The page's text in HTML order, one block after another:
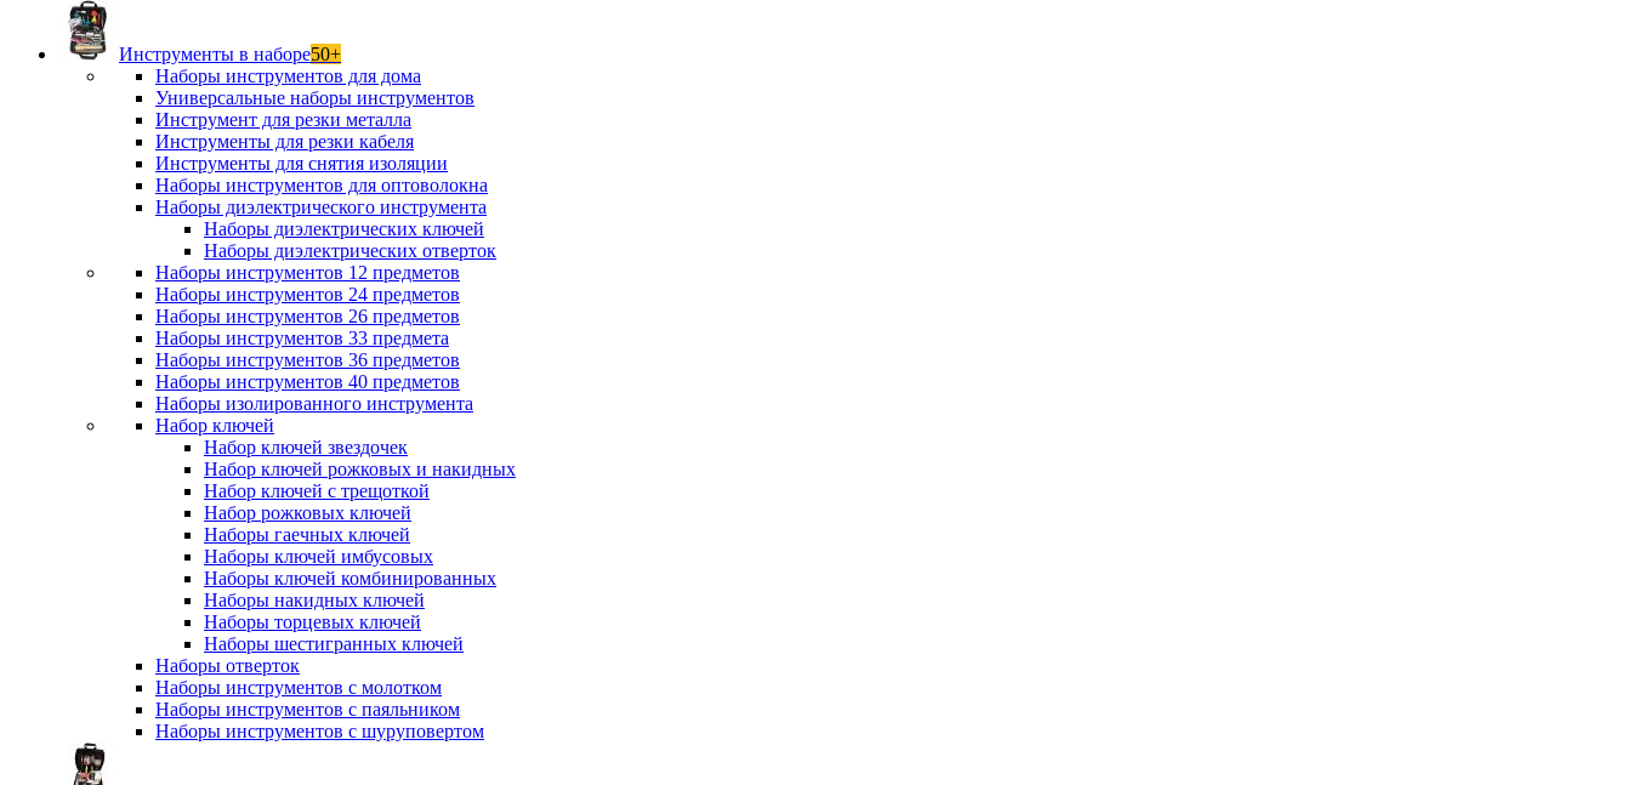
Инструменты в наборе50+
Наборы инструментов для дома
Универсальные наборы инструментов
Инструмент для резки металла
Инструменты для резки кабеля
Инструменты для снятия изоляции
Наборы инструментов для оптоволокна
Наборы диэлектрического инструмента
Наборы диэлектрических ключей
Наборы диэлектрических отверток
Наборы инструментов 12 предметов
Наборы инструментов 24 предметов
Наборы инструментов 26 предметов
Наборы инструментов 33 предмета
Наборы инструментов 36 предметов
Наборы инструментов 40 предметов
Наборы изолированного инструмента
Набор ключей
Набор ключей звездочек
Набор ключей рожковых и накидных
Набор ключей с трещоткой
Набор рожковых ключей
Наборы гаечных ключей
Наборы ключей имбусовых
Наборы ключей комбинированных
Наборы накидных ключей
Наборы торцевых ключей
Наборы шестигранных ключей
Наборы отверток
Наборы инструментов с молотком
Наборы инструментов с паяльником
Наборы инструментов с шуруповертом